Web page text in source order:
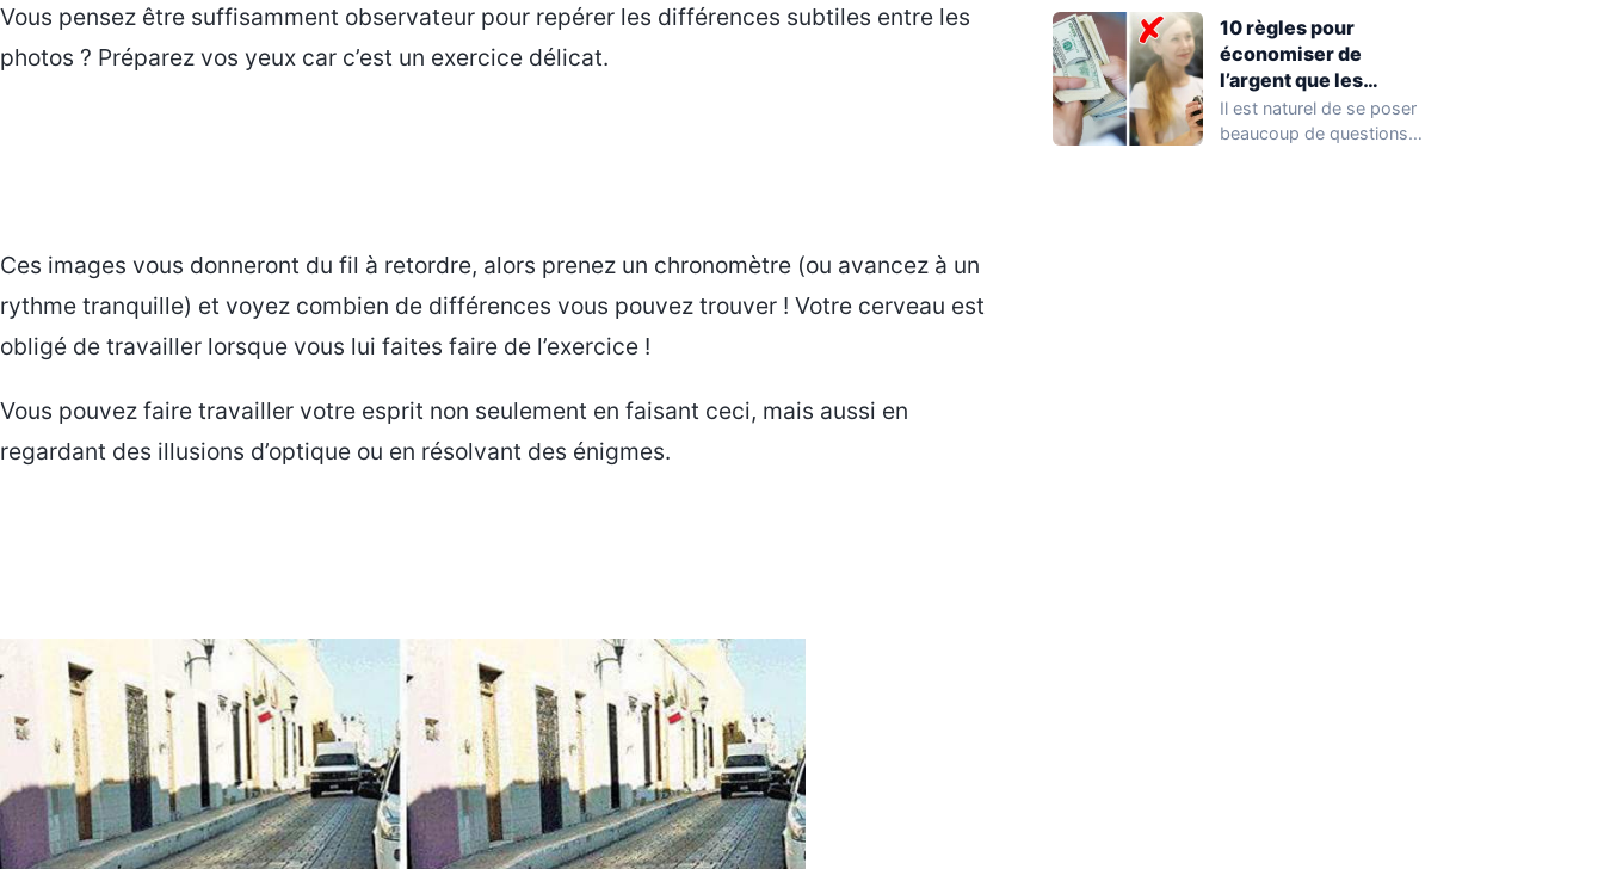
Vous pensez être suffisamment observateur pour repérer les différences subtiles entre les
photos ? Préparez vos yeux car c’est un exercice délicat.
Ces images vous donneront du fil à retordre, alors prenez un chronomètre (ou avancez à un
rythme tranquille) et voyez combien de différences vous pouvez trouver ! Votre cerveau est
obligé de travailler lorsque vous lui faites faire de l’exercice !
Vous pouvez faire travailler votre esprit non seulement en faisant ceci, mais aussi en
regardant des illusions d’optique ou en résolvant des énigmes.
10 règles pour
économiser de
l’argent que les
personnes riches
appliquent
Il est naturel de se poser
beaucoup de questions